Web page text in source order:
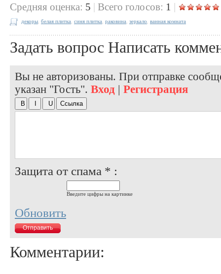
Cредняя оценка: 5 | Всего голосов: 1 |
декоры белая плитка синя плитка раковина зеркало ванная комната
Задать вопрос Написать
Вы не авторизованы. При отправке
указан "Гость". Вход | Регистрация
Защита от спама * :
Введите цифры на картинке
Обновить
Комментарии: